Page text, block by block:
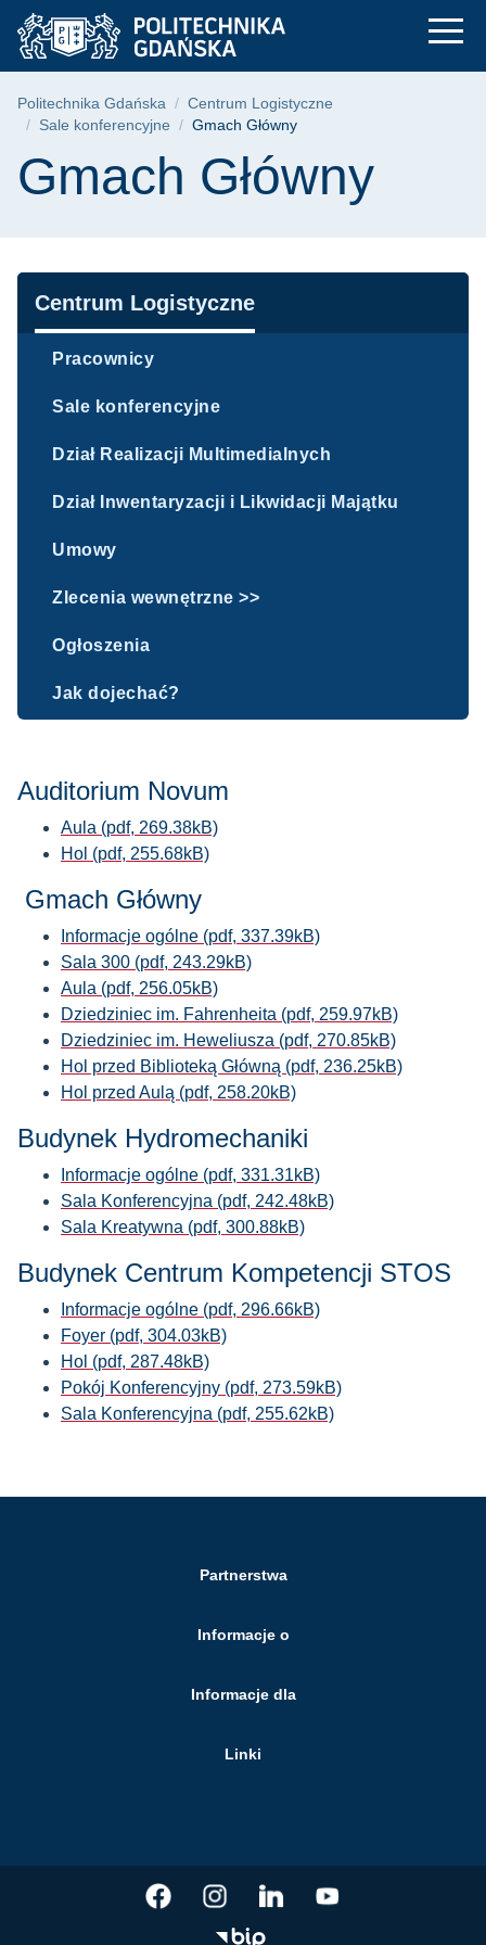
Przejdź
do
menu
Przejdź
do
wyszukiwarki
Przejdź
do
treści
Gmach Główny |
Ścieżka nawigacyjna
Politechnika Gdańska
Centrum Logistyczne
Sale konferencyjne
Gmach Główny
Treść strony
Gmach Główny
Nawigacja
Centrum Logistyczne
Pracownicy
Sale konferencyjne
Dział Realizacji Multimedialnych
Dział Inwentaryzacji i Likwidacji Majątku
Umowy
Zlecenia wewnętrzne >>
Ogłoszenia
Jak dojechać?
Auditorium Novum
Aula (pdf, 269.38kB)
Hol (pdf, 255.68kB)
Gmach Główny
Informacje ogólne (pdf, 337.39kB)
Sala 300 (pdf, 243.29kB)
Aula (pdf, 256.05kB)
Dziedziniec im. Fahrenheita (pdf, 259.97kB)
Dziedziniec im. Heweliusza (pdf, 270.85kB)
Hol przed Biblioteką Główną (pdf, 236.25kB)
Hol przed Aulą (pdf, 258.20kB)
Budynek Hydromechaniki
Informacje ogólne (pdf, 331.31kB)
Sala Konferencyjna (pdf, 242.48kB)
Sala Kreatywna (pdf, 300.88kB)
Budynek Centrum Kompetencji STOS
Informacje ogólne (pdf, 296.66kB)
Foyer (pdf, 304.03kB)
Hol (pdf, 287.48kB)
Pokój Konferencyjny (pdf, 273.59kB)
Sala Konferencyjna (pdf, 255.62kB)
Partnerstwa
Informacje o
Informacje dla
Linki